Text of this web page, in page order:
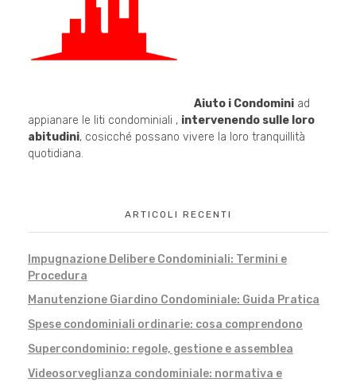
Aiuto i Condominiad
appianare le liti condominiali , intervenendo sulle loro
abitudini, cosicché possano vivere la loro tranquillità
quotidiana.
ARTICOLI RECENTI
Impugnazione Delibere Condominiali: Termini e
Procedura
Manutenzione Giardino Condominiale: Guida Pratica
Spese condominiali ordinarie: cosa comprendono
Supercondominio: regole, gestione e assemblea
Videosorveglianza condominiale: normativa e